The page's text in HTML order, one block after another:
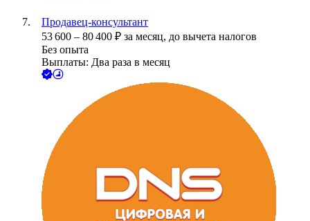
Продавец-консультант
53 600 – 80 400 ₽ за месяц, до вычета налогов
Без опыта
Выплаты: Два раза в месяц